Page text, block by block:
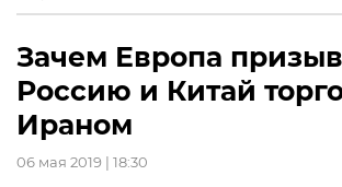
Зачем Европа
Россию и Китай
Ираном
06 мая 2019 | 18:30